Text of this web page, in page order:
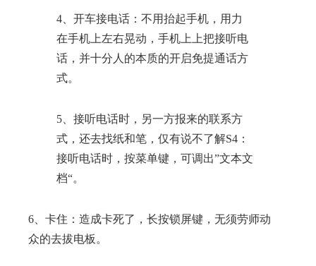
4、开车接电话：不用抬起手机，用力
在手机上左右晃动，手机上上把接听电
话，并十分人的本质的开启免提通话方
式。
5、接听电话时，另一方报来的联系方
式，还去找纸和笔，仅有说不了解S4：
接听电话时，按菜单键，可调出”文本文
档“。
6、卡住：造成卡死了，长按锁屏键，无须劳师动
众的去拔电板。